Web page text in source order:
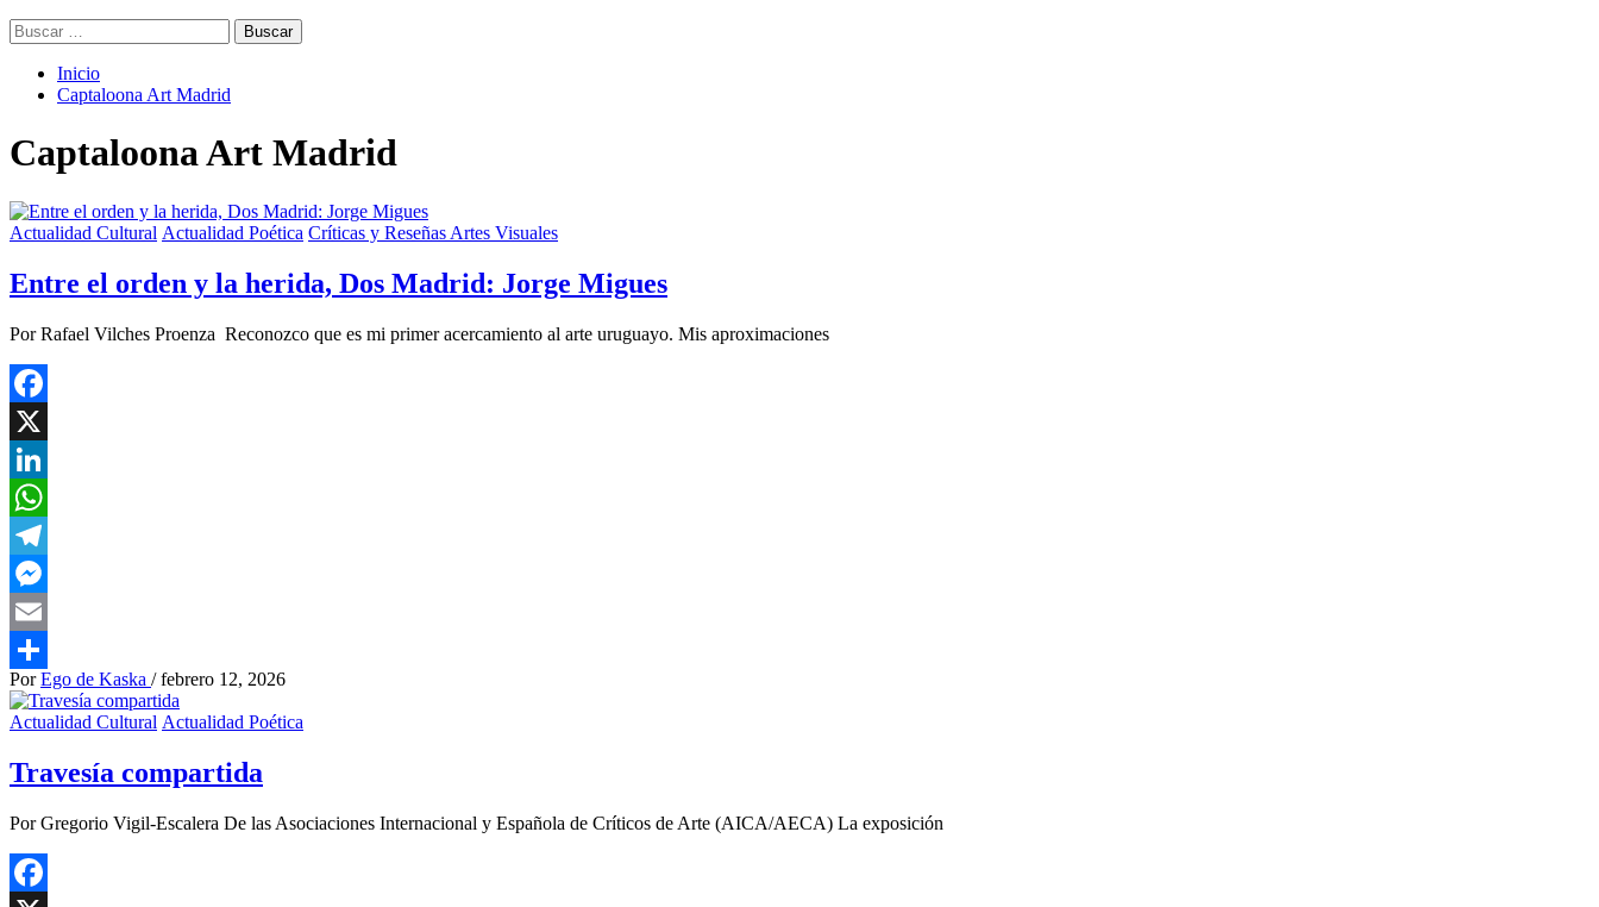
Buscar:
Inicio
Captaloona Art Madrid
Captaloona Art Madrid
Actualidad Cultural Actualidad Poética Críticas y Reseñas Artes Visuales
Entre el orden y la herida, Dos Madrid: Jorge Migues
Por Rafael Vilches Proenza Reconozco que es mi primer acercamiento al arte uruguayo. Mis aproximaciones
Facebook
X
LinkedIn
WhatsApp
Telegram
Messenger
Email
Compartir
Por Ego de Kaska / febrero 12, 2026
Actualidad Cultural Actualidad Poética
Travesía compartida
Por Gregorio Vigil-Escalera De las Asociaciones Internacional y Española de Críticos de Arte (AICA/AECA) La exposición